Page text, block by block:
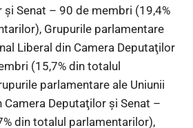
şi Senat – 90 de membri (19,4%
Grupurile parlamentare
Liberal din Camera Deputaţilor
(15,7% din totalul
parlamentare ale Uniunii
Camera Deputaţilor şi Senat –
din totalul parlamentarilor),